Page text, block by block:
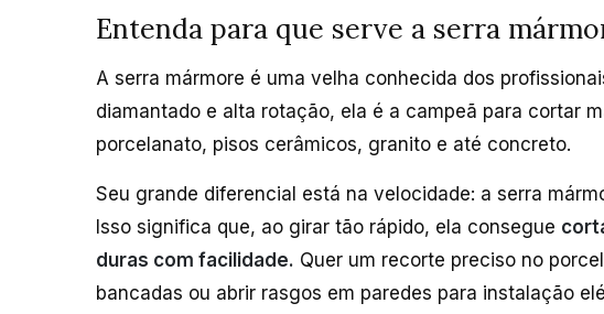
Entenda para que serve a serra
A serra mármore é uma velha conhecida dos
diamantado e alta rotação, ela é a campeã para cortar
porcelanato, pisos cerâmicos, granito e até concreto.
Seu grande diferencial está na velocidade: a serra
Isso significa que, ao girar tão rápido, ela consegue
duras com facilidade. Quer um recorte preciso no
bancadas ou abrir rasgos em paredes para instalação